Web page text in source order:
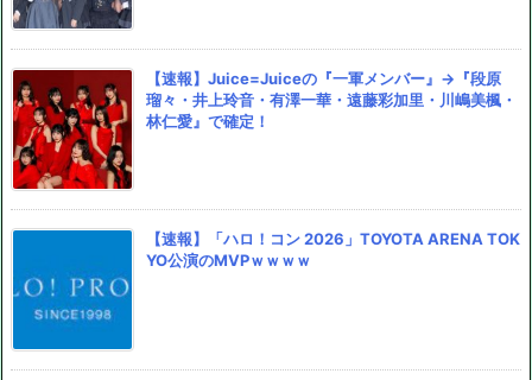
【速報】Juice=Juiceの『一軍メンバー』→『段原
瑠々・井上玲音・有澤一華・遠藤彩加里・川嶋美楓・
林仁愛』で確定！
【速報】「ハロ！コン 2026」TOYOTA ARENA TOK
YO公演のMVPｗｗｗｗ